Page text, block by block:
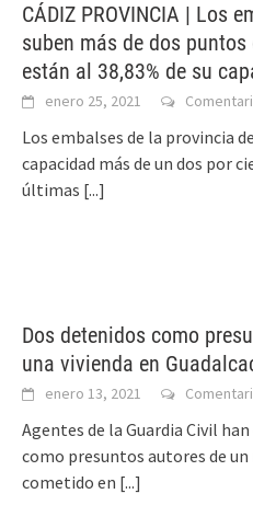
CÁDIZ PROVINCIA | Los
suben más de dos
están al 38,83% de su
enero 25, 2021
Los embalses de la provincia
capacidad más de un dos por
últimas [...]
Dos detenidos como
una vivienda en
enero 13, 2021
Agentes de la Guardia Civil
como presuntos autores de
cometido en [...]